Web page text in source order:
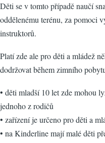
Děti se v tomto případě naučí
oddělenému terénu, za pomoci
instruktorů.
Platí zde ale pro děti a mládež
dodržovat během zimního
• děti mladší 10 let zde mohou
jednoho z rodičů
• zařízení je určeno pro děti a
• na Kinderline mají malé děti